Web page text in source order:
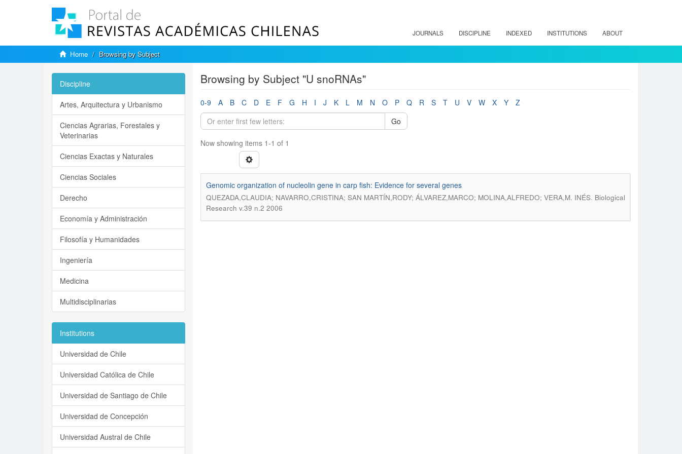
JOURNALS DISCIPLINE INDEXED INSTITUTIONS ABOUT
Home Browsing by Subject
Browsing by Subject "U snoRNAs"
0-9 A B C D E F G H I J K L M N O P Q R S T U V W X Y
Z
Go
Now showing items 1-1 of 1
Genomic organization of nucleolin gene in carp fish: Evidence for several genes
QUEZADA,CLAUDIA; NAVARRO,CRISTINA; SAN MARTÍN,RODY; ÁLVAREZ,MARCO; MOLINA,ALFREDO; VERA,M. INÉS. Biological
Research v.39 n.2 2006
Discipline
Artes, Arquitectura y Urbanismo
Ciencias Agrarias, Forestales y
Veterinarias
Ciencias Exactas y Naturales
Ciencias Sociales
Derecho
Economía y Administración
Filosofía y Humanidades
Ingeniería
Medicina
Multidisciplinarias
Institutions
Universidad de Chile
Universidad Católica de Chile
Universidad de Santiago de Chile
Universidad de Concepción
Universidad Austral de Chile